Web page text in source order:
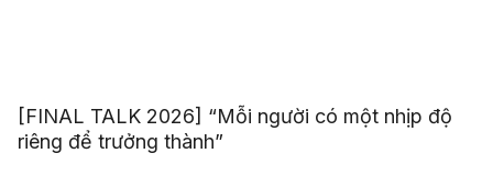
[FINAL TALK 2026] “Mỗi người có một nhịp độ
riêng để trưởng thành”